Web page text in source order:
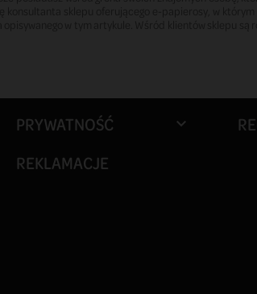
PRYWATNOŚĆ 
REKLAMACJE